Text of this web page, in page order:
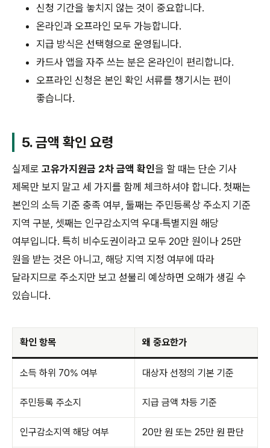
신청 기간을 놓치지 않는 것이 중요합니다.
온라인과 오프라인 모두 가능합니다.
지급 방식은 선택형으로 운영됩니다.
카드사 앱을 자주 쓰는 분은 온라인이 편리합니다.
오프라인 신청은 본인 확인 서류를 챙기시는 편이
좋습니다.
5. 금액 확인 요령
실제로 고유가지원금 2차 금액 확인을 할 때는 단순 기사
제목만 보지 말고 세 가지를 함께 체크하셔야 합니다. 첫째는
본인의 소득 기준 충족 여부, 둘째는 주민등록상 주소지 기준
지역 구분, 셋째는 인구감소지역 우대·특별지원 해당
여부입니다. 특히 비수도권이라고 모두 20만 원이나 25만
원을 받는 것은 아니고, 해당 지역 지정 여부에 따라
달라지므로 주소지만 보고 섣불리 예상하면 오해가 생길 수
있습니다.
확인 항목 왜 중요한가
소득 하위 70% 여부 대상자 선정의 기본 기준
주민등록 주소지 지급 금액 차등 기준
인구감소지역 해당 여부 20만 원 또는 25만 원 판단